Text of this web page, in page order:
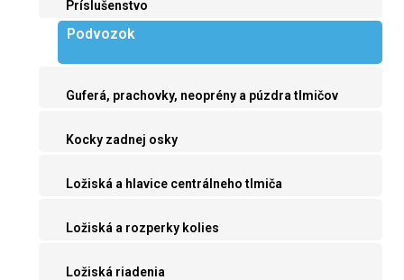
Príslušenstvo
Podvozok
Guferá, prachovky, neoprény a púzdra tlmičov
Kocky zadnej osky
Ložiská a hlavice centrálneho tlmiča
Ložiská a rozperky kolies
Ložiská riadenia